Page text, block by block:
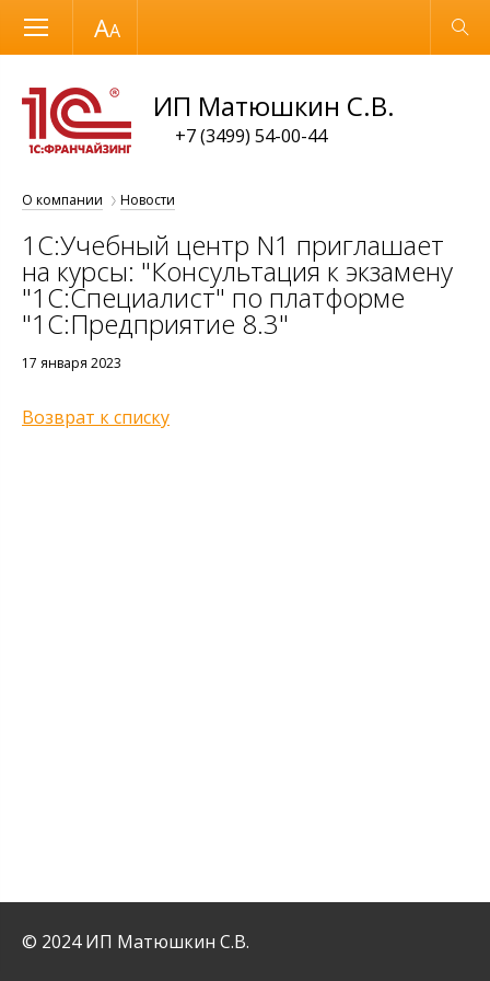
Размер шрифта Обычная версия
ИП Матюшкин С.В.
+7 (3499) 54-00-44
О компании Новости
1С:Учебный центр N1 приглашает
на курсы: "Консультация к экзамену
"1С:Специалист" по платформе
"1С:Предприятие 8.3"
17 января 2023
Возврат к списку
© 2024 ИП Матюшкин С.В.